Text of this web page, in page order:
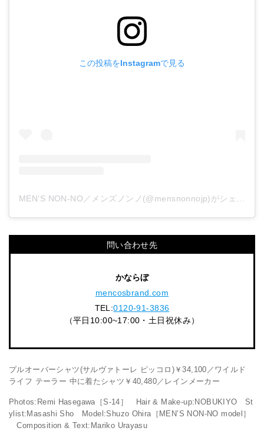
この投稿をInstagramで見る
MEN’S NON-NO／メンズノンノ(@mensnonnojp)がシェアした投稿
問い合わせ先
かならぼ
mencosbrand.com
TEL:0120-91-3836
（平日10:00~17:00・土日祝休み）
プルオーバーシャツ(サルヴァトーレ ピッコロ)￥34,100／ワイルド
ライフ テーラー 中に着たシャツ￥40,480／レインメーカー
Photos:Remi Hasegawa［S-14］ Hair & Make-up:NOBUKIYO St
ylist:Masashi Sho Model:Shuzo Ohira［MEN’S NON-NO model］
Composition & Text:Mariko Urayasu